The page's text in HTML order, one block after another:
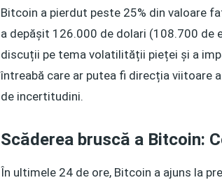
Bitcoin a pierdut peste 25% din valoare
a depășit 126.000 de dolari (108.700 de
discuții pe tema volatilității pieței și a
întreabă care ar putea fi direcția viitoare
de incertitudini.
Scăderea bruscă a Bitcoin:
În ultimele 24 de ore, Bitcoin a ajuns la